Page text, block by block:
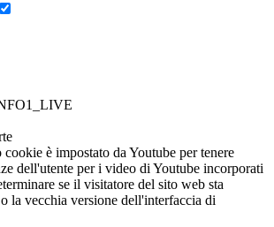
cookie è impostato da Youtube per tenere
dell'utente per i video di Youtube incorporati
se il visitatore del sito web sta
la vecchia versione dell'interfaccia di